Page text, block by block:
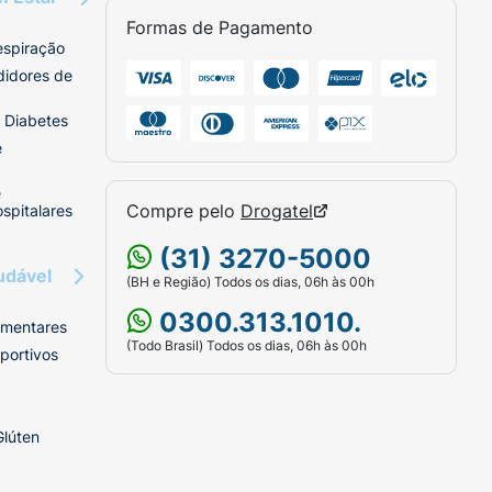
de
Diabetes
Formas de Pagamento
Compre pelo Drogatel
(31) 3270-5000
(BH e Região) Todos os dias, 06h às 00h
0300.313.1010.
(Todo Brasil) Todos os dias, 06h às 00h